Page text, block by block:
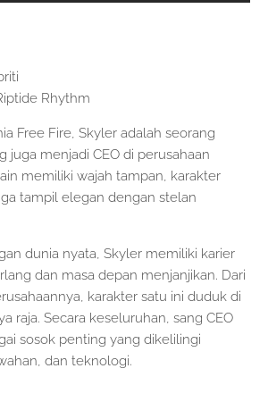
Rhythm
Free Fire, Skyler adalah seorang
juga menjadi CEO di perusahaan
memiliki wajah tampan, karakter
tampil elegan dengan stelan
dunia nyata, Skyler memiliki karier
dan masa depan menjanjikan. Dari
karakter satu ini duduk di
raja. Secara keseluruhan, sang CEO
sosok penting yang dikelilingi
dan teknologi.